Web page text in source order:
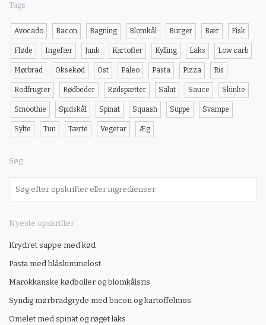
Tags
Avocado Bacon Bagning Blomkål Burger Bær Fisk
Fløde Ingefær Junk Kartofler Kylling Laks Low carb
Mørbrad Oksekød Ost Paleo Pasta Pizza Ris
Rodfrugter Rødbeder Rødspætter Salat Sauce Skinke
Smoothie Spidskål Spinat Squash Suppe Svampe
Sylte Tun Tærte Vegetar Æg
Søg
Nyeste opskrifter
Krydret suppe med kød
Pasta med blåskimmelost
Marokkanske kødboller og blomkålsris
Syndig mørbradgryde med bacon og kartoffelmos
Omelet med spinat og røget laks